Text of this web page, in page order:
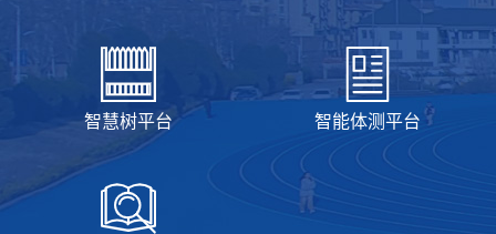
智慧树平台 智能体测平台